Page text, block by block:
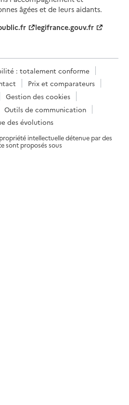
âgées et de leurs aidants.
legifrance.gouv.fr
: totalement conforme
Prix et comparateurs
Gestion des cookies
Outils de communication
des évolutions
intellectuelle détenue par des
sont proposés sous